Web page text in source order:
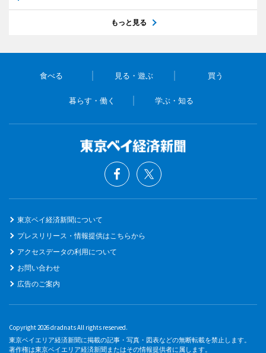
もっと見る
食べる 見る・遊ぶ 買う
暮らす・働く 学ぶ・知る
東京ベイ経済新聞について
プレスリリース・情報提供はこちらから
アクセスデータの利用について
お問い合わせ
広告のご案内
Copyright 2026 dradnats All rights reserved.
東京ベイエリア経済新聞に掲載の記事・写真・図表などの無断転載を禁止します。
著作権は東京ベイエリア経済新聞またはその情報提供者に属します。